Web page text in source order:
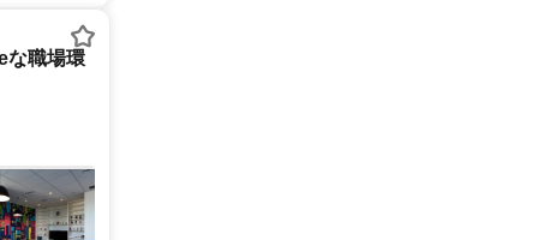
職場環